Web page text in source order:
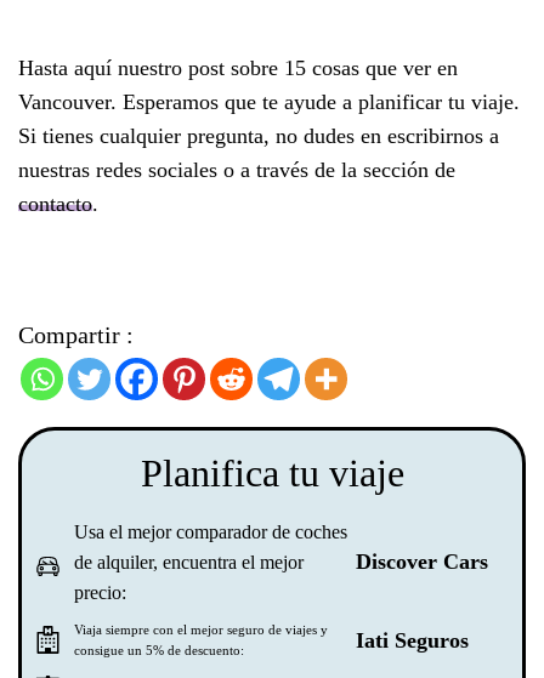
Hasta aquí nuestro post sobre 15 cosas que ver en
Vancouver. Esperamos que te ayude a planificar tu viaje.
Si tienes cualquier pregunta, no dudes en escribirnos a
nuestras redes sociales o a través de la sección de
contacto.
Compartir :
Planifica tu viaje
Usa el mejor comparador de coches
de alquiler, encuentra el mejor
precio:
Discover Cars
Viaja siempre con el mejor seguro de viajes y
consigue un 5% de descuento:
Iati Seguros